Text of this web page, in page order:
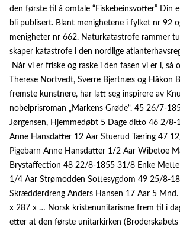
den første til å omtale “Fiskebeinsvotter” Din
bli publisert. Blant menighetene i fylket nr 92
menigheter nr 662. Naturkatastrofe rammer
skaper katastrofe i den nordlige
Når vi er friske og raske i den fasen vi er i, så
Therese Nortvedt, Sverre Bjertnæs og Håkon
fremste kunstnere, har latt seg inspirere av
nobelprisroman „Markens Grøde“. 45 26/7-
Jørgensen, Hjemmedøbt 5 Dage ditto 46 2/8-
Anne Hansdatter 12 Aar Stuerud Tæring 47
Pigebarn Anne Hansdatter 1/2 Aar Wibetoe
Brystaffection 48 22/8-1855 31/8 Enke
1/4 Aar Strømodden Sottesygdom 49 25/8-
Skrædderdreng Anders Hansen 17 Aar 5
x 287 x … Norsk kristenunitarisme frem til i
etter at den første unitarkirken (Broderskabets